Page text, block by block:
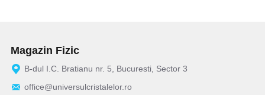
Magazin Fizic
B-dul I.C. Bratianu nr. 5, Bucuresti, Sector 3
office@universulcristalelor.ro